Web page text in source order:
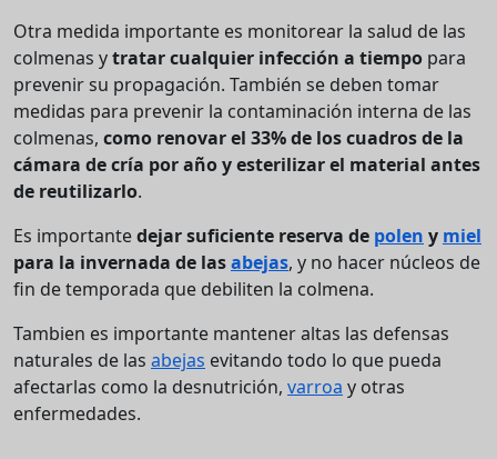
Otra medida importante es monitorear la salud de las
colmenas ytratar cualquier infección a tiempo para
prevenir su propagación. También se deben tomar
medidas para prevenir la contaminación interna de las
colmenas, como renovar el 33% de los cuadros de la
cámara de cría por año y esterilizar el material antes
de reutilizarlo.
Es importantedejar suficiente reserva de polen y miel
para la invernada de lasabejas, y no hacer núcleos de
fin de temporada que debiliten la colmena.
Tambien es importante mantener altas las defensas
naturales de las abejas evitando todo lo que pueda
afectarlas como la desnutrición, varroa y otras
enfermedades.